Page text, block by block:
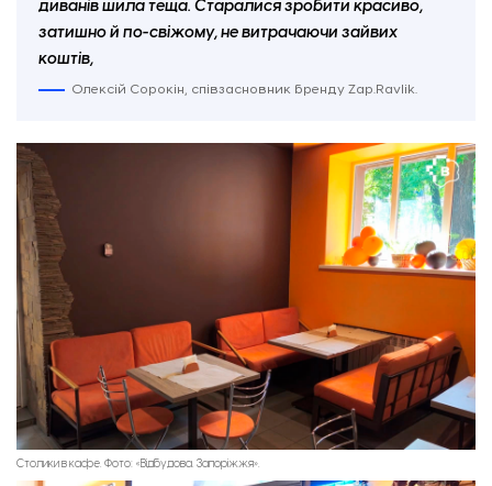
диванів шила теща. Старалися зробити красиво,
затишно й по-свіжому, не витрачаючи зайвих
коштів,
Олексій Сорокін, співзасновник бренду Zap.Ravlik.
Столики в кафе. Фото: «Відбудова. Запоріжжя».